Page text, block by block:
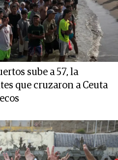
sube a 57, la
que cruzaron a Ceuta